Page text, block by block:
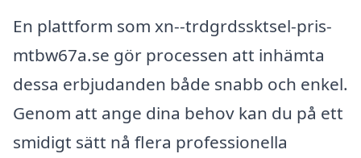
En plattform som xn--trdgrdssktsel-pris-
mtbw67a.se gör processen att inhämta
dessa erbjudanden både snabb och enkel.
Genom att ange dina behov kan du på ett
smidigt sätt nå flera professionella